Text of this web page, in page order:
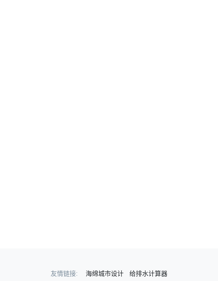
友情链接: 海绵城市设计 给排水计算器